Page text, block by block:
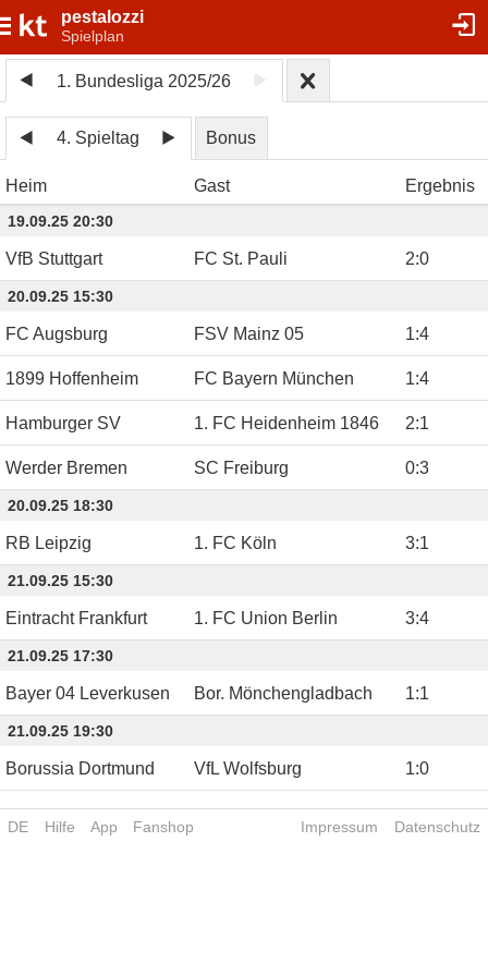
pestalozzi
Spielplan
1. Bundesliga 2025/26
4. Spieltag Bonus
Heim Gast Ergebnis
19.09.25 20:30
VfB Stuttgart FC St. Pauli 2:0
20.09.25 15:30
FC Augsburg FSV Mainz 05 1:4
1899 Hoffenheim FC Bayern München 1:4
Hamburger SV 1. FC Heidenheim 1846 2:1
Werder Bremen SC Freiburg 0:3
20.09.25 18:30
RB Leipzig 1. FC Köln 3:1
21.09.25 15:30
Eintracht Frankfurt 1. FC Union Berlin 3:4
21.09.25 17:30
Bayer 04 Leverkusen Bor. Mönchengladbach 1:1
21.09.25 19:30
Borussia Dortmund VfL Wolfsburg 1:0
DE Hilfe App Fanshop Impressum Datenschutz